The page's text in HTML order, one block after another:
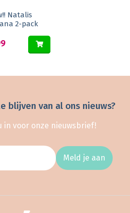
Natalis
2-pack
blijven van al ons nieuws?
in voor onze nieuwsbrief!
Meld je aan